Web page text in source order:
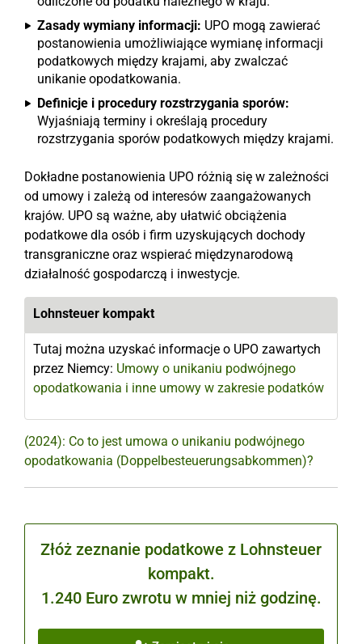
Zasady wymiany informacji: UPO mogą zawierać
postanowienia umożliwiające wymianę informacji
podatkowych między krajami, aby zwalczać
unikanie opodatkowania.
Definicje i procedury rozstrzygania sporów:
Wyjaśniają terminy i określają procedury
rozstrzygania sporów podatkowych między krajami.
Dokładne postanowienia UPO różnią się w zależności
od umowy i zależą od interesów zaangażowanych
krajów. UPO są ważne, aby ułatwić obciążenia
podatkowe dla osób i firm uzyskujących dochody
transgraniczne oraz wspierać międzynarodową
działalność gospodarczą i inwestycje.
Lohnsteuer kompakt
Tutaj można uzyskać informacje o UPO zawartych
przez Niemcy: Umowy o unikaniu podwójnego
opodatkowania i inne umowy w zakresie podatków
(2024): Co to jest umowa o unikaniu podwójnego
opodatkowania (Doppelbesteuerungsabkommen)?
Złóż zeznanie podatkowe z Lohnsteuer
kompakt.
1.240 Euro zwrotu w mniej niż godzinę.